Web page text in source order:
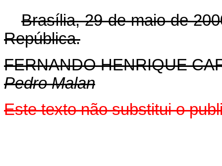
Brasília, 29 de maio de
República.
FERNANDO HENRIQUE
Pedro Malan
Este texto não substitui o